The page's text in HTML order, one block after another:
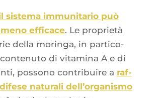
sis­te­ma immu­ni­ta­rio può
effi­cace. Le pro­prie­tà
del­la morin­ga, in par­ti­co­
di vita­mi­na A e di
pos­so­no contri­buire a raf­
natu­ra­li dell’or­ga­nis­mo